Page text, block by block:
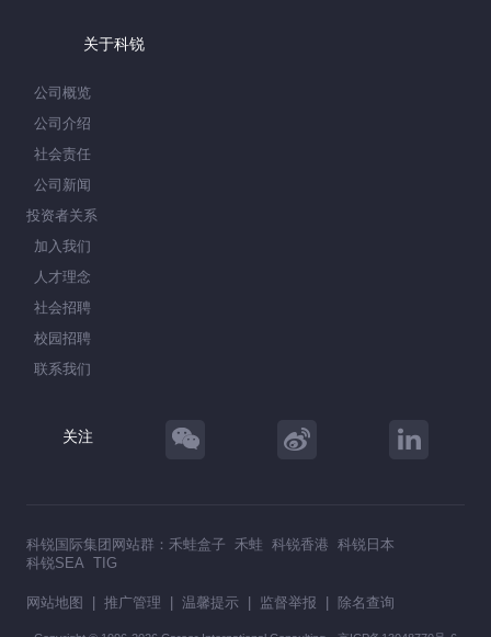
关于科锐
公司概览
公司介绍
社会责任
公司新闻
投资者关系
加入我们
人才理念
社会招聘
校园招聘
联系我们
关注
科锐国际集团网站群： 禾蛙盒子 禾蛙 科锐香港 科锐日本
科锐SEA TIG
网站地图 推广管理 温馨提示 监督举报 除名查询